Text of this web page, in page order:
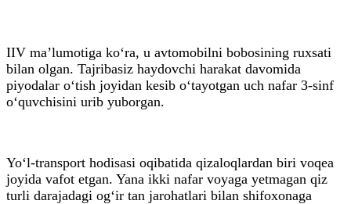
IIV ma’lumotiga ko‘ra, u avtomobilni bobosining ruxsati
bilan olgan. Tajribasiz haydovchi harakat davomida
piyodalar o‘tish joyidan kesib o‘tayotgan uch nafar 3-sinf
o‘quvchisini urib yuborgan.
Yo‘l-transport hodisasi oqibatida qizaloqlardan biri voqea
joyida vafot etgan. Yana ikki nafar voyaga yetmagan qiz
turli darajadagi og‘ir tan jarohatlari bilan shifoxonaga